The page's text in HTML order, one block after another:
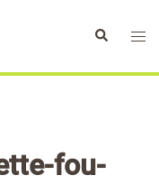
Rechercher
fou-